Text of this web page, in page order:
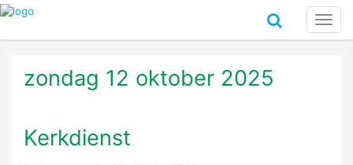
zondag 12 oktober 2025
Kerkdienst